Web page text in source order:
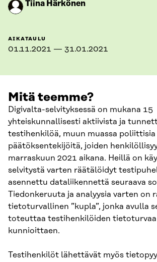
Tiina Härkönen
AIKATAULU
01.11.2021 — 31.01.2021
Mitä teemme?
Digivalta-selvityksessä on mukana 15
yhteiskunnallisesti aktiivista ja
testihenkilöä, muun muassa poliittisia
päätöksentekijöitä, joiden
marraskuun 2021 aikana. Heillä on
selvitystä varten räätälöidyt
asennettu dataliikennettä seuraava
Tiedonkeruuta ja analyysia varten on
tietoturvallinen ”kupla”, jonka avulla
toteuttaa testihenkilöiden tietoturvaa
kunnioittaen.
Testihenkilöt lähettävät myös